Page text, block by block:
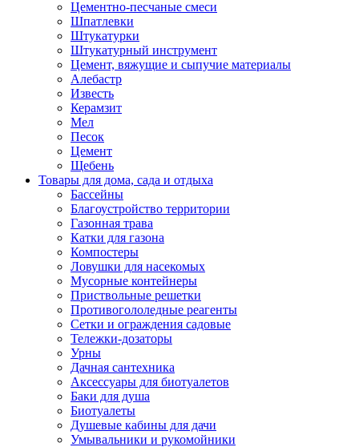
Цементно-песчаные смеси
Шпатлевки
Штукатурки
Штукатурный инструмент
Цемент, вяжущие и сыпучие материалы
Алебастр
Известь
Керамзит
Мел
Песок
Цемент
Щебень
Товары для дома, сада и отдыха
Бассейны
Благоустройство территории
Газонная трава
Катки для газона
Компостеры
Ловушки для насекомых
Мусорные контейнеры
Приствольные решетки
Противогололедные реагенты
Сетки и ограждения садовые
Тележки-дозаторы
Урны
Дачная сантехника
Аксессуары для биотуалетов
Баки для душа
Биотуалеты
Душевые кабины для дачи
Умывальники и рукомойники